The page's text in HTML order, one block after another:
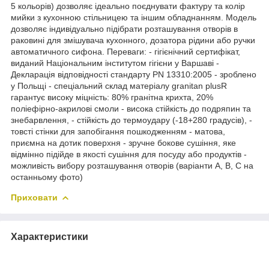
5 кольорів) дозволяє ідеально поєднувати фактуру та колір
мийки з кухонною стільницею та іншим обладнанням. Модель
дозволяє індивідуально підібрати розташування отворів в
раковині для змішувача кухонного, дозатора рідини або ручки
автоматичного сифона. Переваги: - гігієнічний сертифікат,
виданий Національним інститутом гігієни у Варшаві -
Декларація відповідності стандарту PN 13310:2005 - зроблено
у Польщі - спеціальний склад матеріалу granitan plusR
гарантує високу міцність: 80% гранітна крихта, 20%
поліефірно-акрилові смоли - висока стійкість до подряпин та
знебарвлення, - стійкість до термоудару (-18+280 градусів), -
товсті стінки для запобігання пошкодженням - матова,
приємна на дотик поверхня - зручне бокове сушіння, яке
відмінно підійде в якості сушіння для посуду або продуктів -
можливість вибору розташування отворів (варіанти А, В, С на
останньому фото)
Приховати
Характеристики